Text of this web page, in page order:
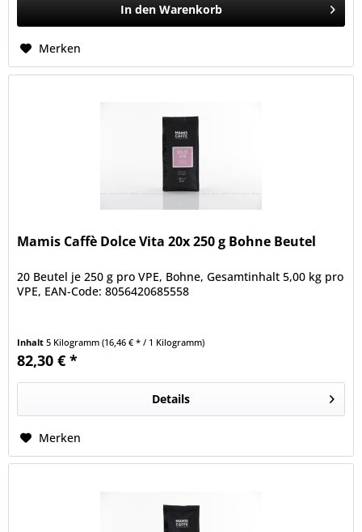
In den Warenkorb
Merken
Mamis Caffè Dolce Vita 20x 250 g Bohne Beutel
20 Beutel je 250 g pro VPE, Bohne, Gesamtinhalt 5,00 kg pro
VPE, EAN-Code: 8056420685558
Inhalt5 Kilogramm(16,46 € * / 1 Kilogramm)
82,30 € *
Details
Merken